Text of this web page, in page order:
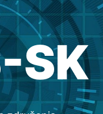
SK